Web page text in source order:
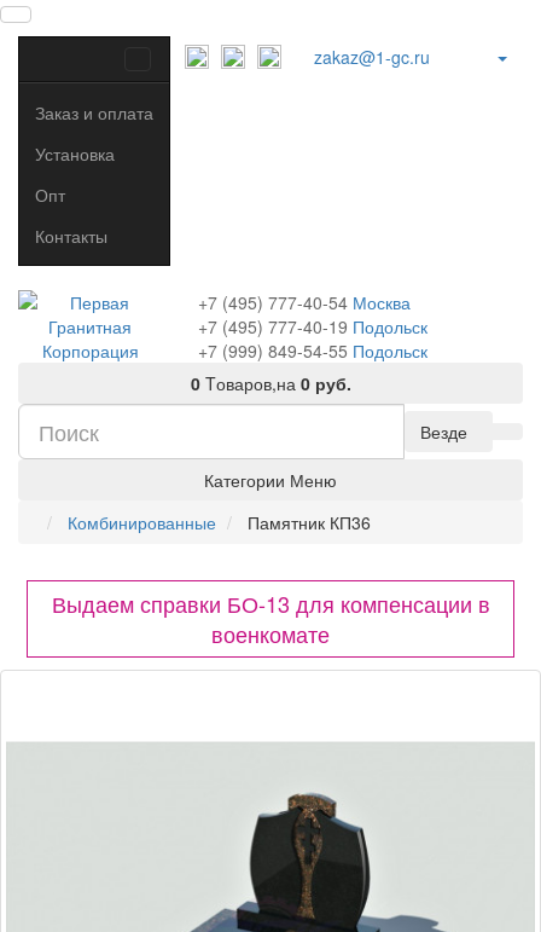
Заказ и оплата
Установка
Опт
Контакты
zakaz@1-gc.ru
+7 (495) 777-40-54 Москва
+7 (495) 777-40-19 Подольск
+7 (999) 849-54-55 Подольск
0 Tоваров,на 0 руб.
Везде
Категории Меню
Комбинированные
Памятник КП36
Выдаем справки БО-13 для компенсации в
военкомате